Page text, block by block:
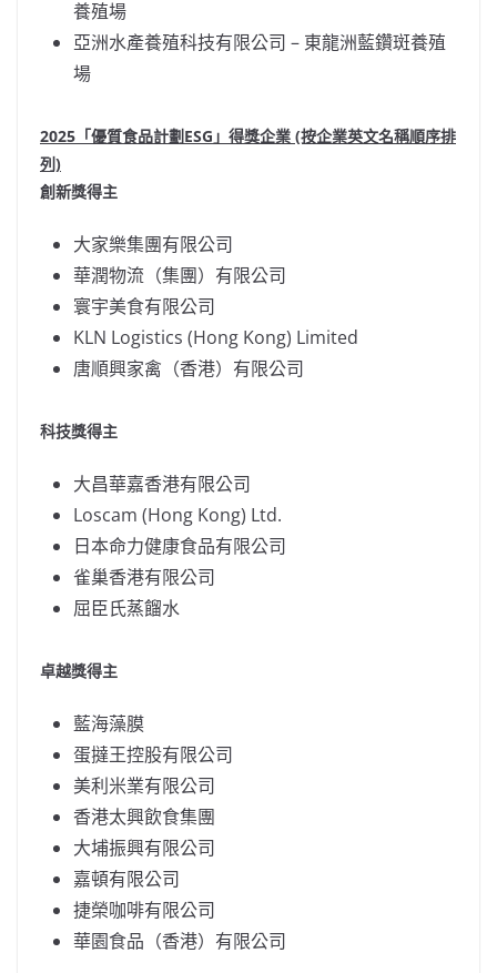
養殖場
亞洲水產養殖科技有限公司 – 東龍洲藍鑽斑養殖
場
2025 「優質食品計劃ESG」得獎企業 (按企業英文名稱順序排
列)
創新獎得主
大家樂集團有限公司
華潤物流（集團）有限公司
寰宇美食有限公司
KLN Logistics (Hong Kong) Limited
唐順興家禽（香港）有限公司
科技獎得主
大昌華嘉香港有限公司
Loscam (Hong Kong) Ltd.
日本命力健康食品有限公司
雀巢香港有限公司
屈臣氏蒸餾水
卓越獎得主
藍海藻膜
蛋撻王控股有限公司
美利米業有限公司
香港太興飲食集團
大埔振興有限公司
嘉頓有限公司
捷榮咖啡有限公司
華園食品（香港）有限公司